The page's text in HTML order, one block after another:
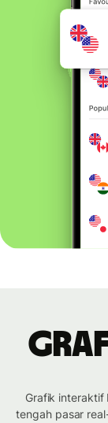
Grafik interaktif
tengah pasar